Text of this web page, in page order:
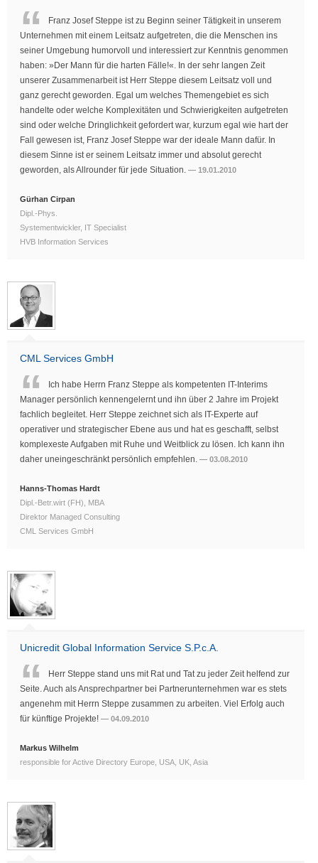
Franz Josef Steppe ist zu Beginn seiner Tätigkeit in unserem
Unternehmen mit einem Leitsatz aufgetreten, die die Menschen ins
seiner Umgebung humorvoll und interessiert zur Kenntnis genommen
haben: »Der Mann für die harten Fälle!«. In der sehr langen Zeit
unserer Zusammenarbeit ist Herr Steppe diesem Leitsatz voll und
ganz gerecht geworden. Egal um welches Themengebiet es sich
handelte oder welche Komplexitäten und Schwierigkeiten aufgetreten
sind oder welche Dringlichkeit gefordert war, kurzum egal wie hart der
Fall gewesen ist, Franz Josef Steppe war der ideale Mann dafür. In
diesem Sinne ist er seinem Leitsatz immer und absolut gerecht
geworden, als Allrounder für jede Situation.
19.01.2010
Gürhan Cirpan
Dipl.-Phys.
Systementwickler, IT Specialist
HVB Information Services
CML Services GmbH
Ich habe Herrn Franz Steppe als kompetenten IT-Interims
Manager persönlich kennengelernt und ihn über 2 Jahre im Projekt
fachlich begleitet. Herr Steppe zeichnet sich als IT-Experte auf
operativer und strategischer Ebene aus und hat es geschafft, selbst
komplexeste Aufgaben mit Ruhe und Weitblick zu lösen. Ich kann ihn
daher uneingeschränkt persönlich empfehlen.
03.08.2010
Hanns-Thomas Hardt
Dipl.-Betr.wirt (FH), MBA
Direktor Managed Consulting
CML Services GmbH
Unicredit Global Information Service S.P.c.A.
Herr Steppe stand uns mit Rat und Tat zu jeder Zeit helfend zur
Seite. Auch als Ansprechpartner bei Partnerunternehmen war es stets
angenehm mit Herrn Steppe zusammen zu arbeiten. Viel Erfolg auch
für künftige Projekte!
04.09.2010
Markus Wilhelm
responsible for Active Directory Europe, USA, UK, Asia